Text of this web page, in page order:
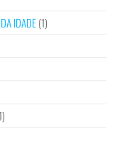
IDADE(1)